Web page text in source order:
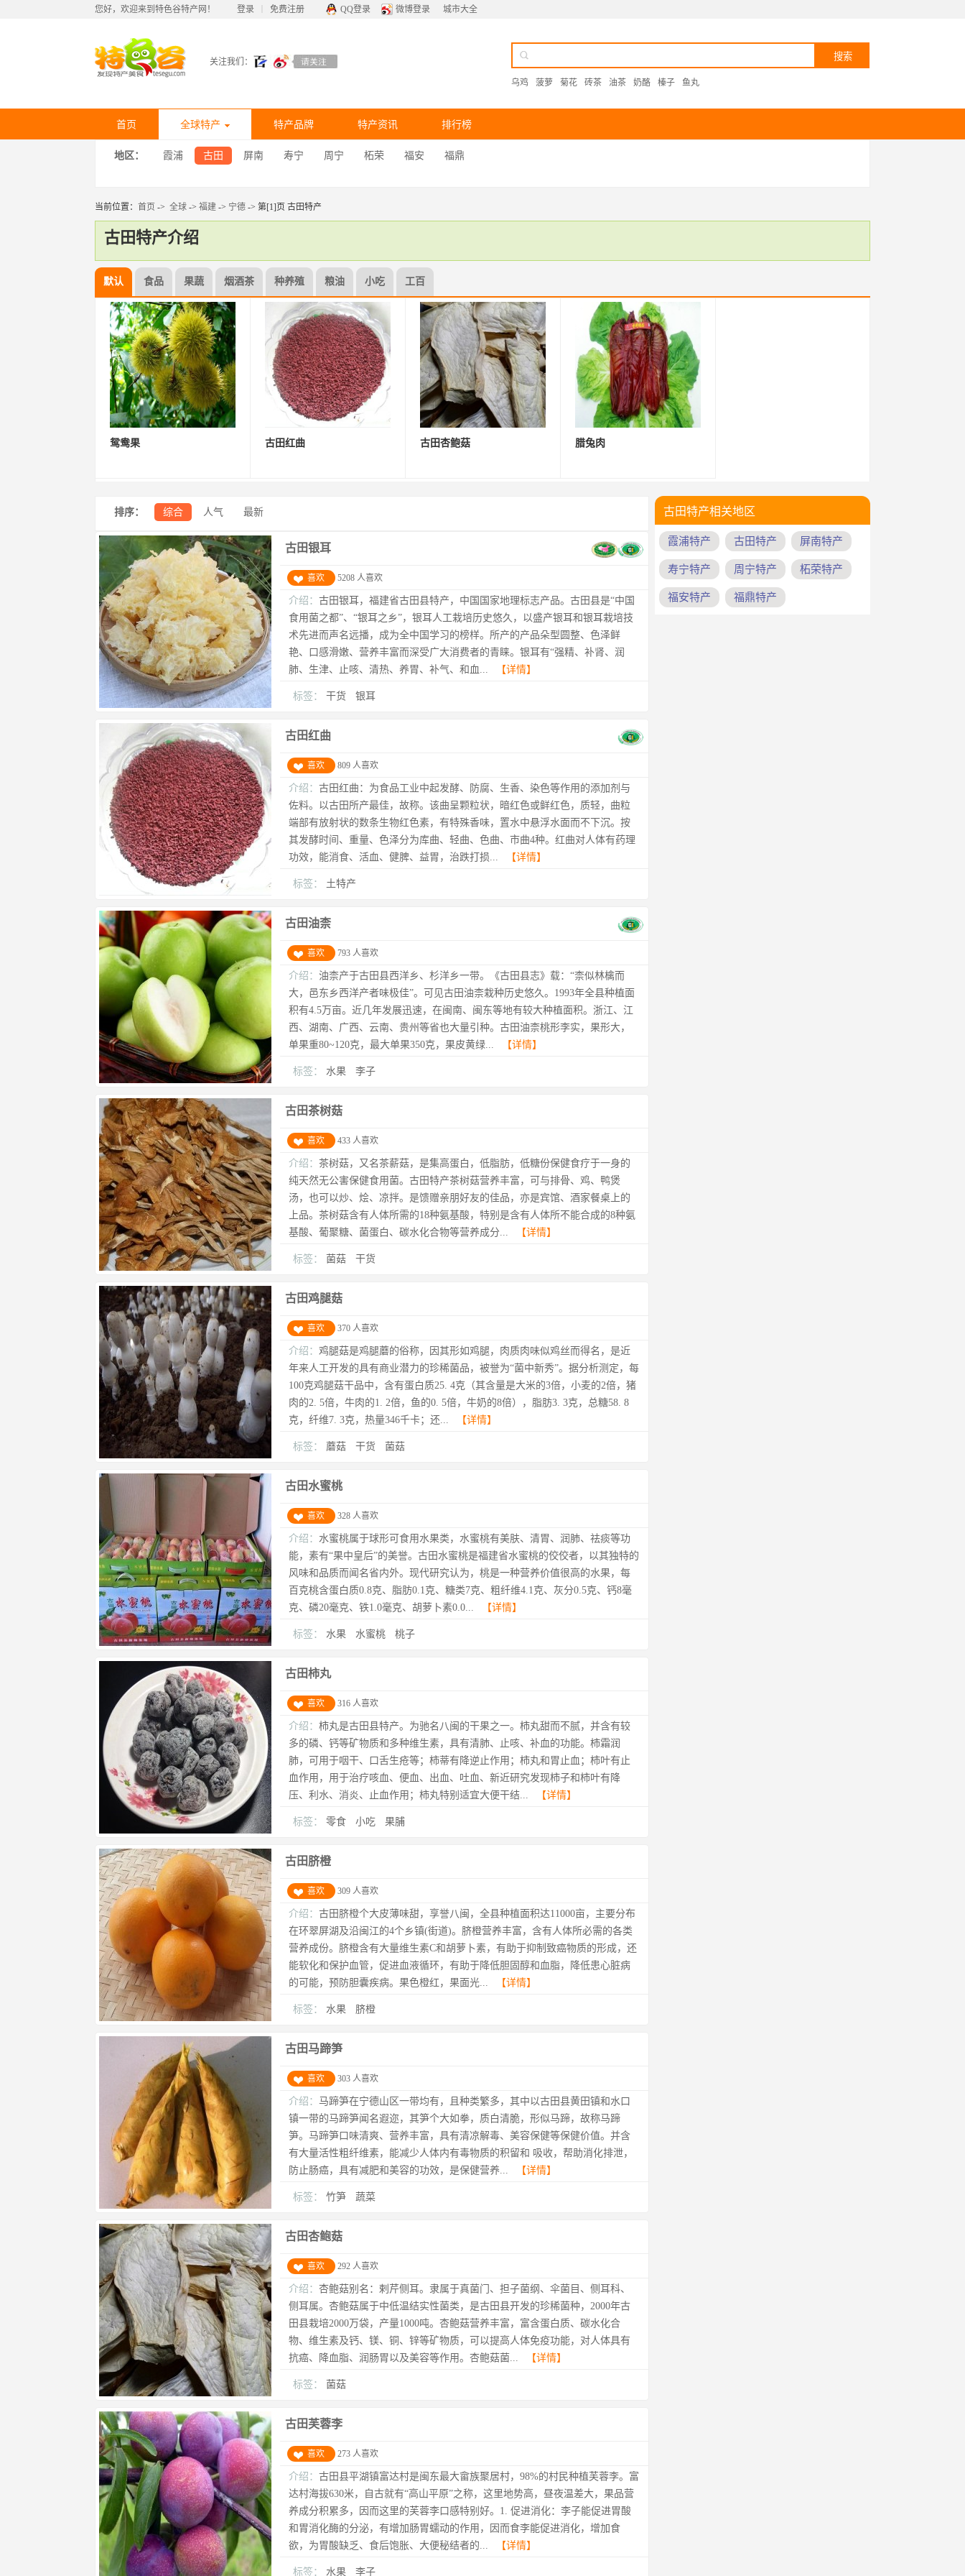
您好，欢迎来到特色谷特产网！ 登录 免费注册 QQ登录 微博登录 城市大全
关注我们：
乌鸡 菠萝 菊花 砖茶 油茶 奶酪 榛子 鱼丸
首页 全球特产 特产品牌 特产资讯 排行榜
地区： 霞浦 古田 屏南 寿宁 周宁 柘荣 福安 福鼎
当前位置： 首页 -> 全球 -> 福建 -> 宁德 -> 第[1]页 古田特产
古田特产介绍
默认 食品 果蔬 烟酒茶 种养殖 粮油 小吃 工百
鸳鸯果 古田红曲 古田杏鲍菇 腊兔肉
排序： 综合 人气 最新
古田银耳
喜欢 5208 人喜欢
介绍： 古田银耳，福建省古田县特产，中国国家地理标志产品。古田县是“中国
食用菌之都”、“银耳之乡”，银耳人工栽培历史悠久，以盛产银耳和银耳栽培技
术先进而声名远播，成为全中国学习的榜样。所产的产品朵型圆整、色泽鲜
艳、口感滑嫩、营养丰富而深受广大消费者的青睐。银耳有“强精、补肾、润
肺、生津、止咳、清热、养胃、补气、和血...
【详情】
标签： 干货 银耳
古田红曲
喜欢 809 人喜欢
介绍： 古田红曲：为食品工业中起发酵、防腐、生香、染色等作用的添加剂与
佐料。以古田所产最佳，故称。该曲呈颗粒状，暗红色或鲜红色，质轻，曲粒
端部有放射状的数条生物红色素，有特殊香味，置水中悬浮水面而不下沉。按
其发酵时间、重量、色泽分为库曲、轻曲、色曲、市曲4种。红曲对人体有药理
功效，能消食、活血、健脾、益胃，治跌打损...
【详情】
标签： 土特产
古田油柰
喜欢 793 人喜欢
介绍： 油柰产于古田县西洋乡、杉洋乡一带。《古田县志》载：“柰似林檎而
大，邑东乡西洋产者味极佳”。可见古田油柰栽种历史悠久。1993年全县种植面
积有4.5万亩。近几年发展迅速，在闽南、闽东等地有较大种植面积。浙江、江
西、湖南、广西、云南、贵州等省也大量引种。古田油柰桃形李实，果形大，
单果重80~120克，最大单果350克，果皮黄绿...
【详情】
标签： 水果 李子
古田茶树菇
喜欢 433 人喜欢
介绍： 茶树菇，又名茶薪菇，是集高蛋白，低脂肪，低糖份保健食疗于一身的
纯天然无公害保健食用菌。古田特产茶树菇营养丰富，可与排骨、鸡、鸭煲
汤，也可以炒、烩、凉拌。是馈赠亲朋好友的佳品，亦是宾馆、酒家餐桌上的
上品。茶树菇含有人体所需的18种氨基酸，特别是含有人体所不能合成的8种氨
基酸、葡聚糖、菌蛋白、碳水化合物等营养成分...
【详情】
标签： 菌菇 干货
古田鸡腿菇
喜欢 370 人喜欢
介绍： 鸡腿菇是鸡腿蘑的俗称，因其形如鸡腿，肉质肉味似鸡丝而得名，是近
年来人工开发的具有商业潜力的珍稀菌品，被誉为“菌中新秀”。据分析测定，每
100克鸡腿菇干品中，含有蛋白质25. 4克（其含量是大米的3倍，小麦的2倍，猪
肉的2. 5倍，牛肉的1. 2倍，鱼的0. 5倍，牛奶的8倍），脂肪3. 3克，总糖58. 8
克，纤维7. 3克，热量346千卡；还...
【详情】
标签： 蘑菇 干货 菌菇
古田水蜜桃
喜欢 328 人喜欢
介绍： 水蜜桃属于球形可食用水果类，水蜜桃有美肤、清胃、润肺、祛痰等功
能，素有“果中皇后”的美誉。古田水蜜桃是福建省水蜜桃的佼佼者，以其独特的
风味和品质而闻名省内外。现代研究认为，桃是一种营养价值很高的水果，每
百克桃含蛋白质0.8克、脂肪0.1克、糖类7克、粗纤维4.1克、灰分0.5克、钙8毫
克、磷20毫克、铁1.0毫克、胡萝卜素0.0...
【详情】
标签： 水果 水蜜桃 桃子
古田柿丸
喜欢 316 人喜欢
介绍： 柿丸是古田县特产。为驰名八闽的干果之一。柿丸甜而不腻，并含有较
多的磷、钙等矿物质和多种维生素，具有清肺、止咳、补血的功能。柿霜润
肺，可用于咽干、口舌生疮等；柿蒂有降逆止作用；柿丸和胃止血；柿叶有止
血作用，用于治疗咳血、便血、出血、吐血、新近研究发现柿子和柿叶有降
压、利水、消炎、止血作用；柿丸特别适宜大便干结...
【详情】
标签： 零食 小吃 果脯
古田脐橙
喜欢 309 人喜欢
介绍： 古田脐橙个大皮薄味甜，享誉八闽，全县种植面积达11000亩，主要分布
在环翠屏湖及沿闽江的4个乡镇(街道)。脐橙营养丰富，含有人体所必需的各类
营养成份。脐橙含有大量维生素C和胡萝卜素，有助于抑制致癌物质的形成，还
能软化和保护血管，促进血液循环，有助于降低胆固醇和血脂，降低患心脏病
的可能，预防胆囊疾病。果色橙红，果面光...
【详情】
标签： 水果 脐橙
古田马蹄笋
喜欢 303 人喜欢
介绍： 马蹄笋在宁德山区一带均有，且种类繁多，其中以古田县黄田镇和水口
镇一带的马蹄笋闻名遐迩，其笋个大如拳，质白清脆，形似马蹄，故称马蹄
笋。马蹄笋口味清爽、营养丰富，具有清凉解毒、美容保健等保健价值。并含
有大量活性粗纤维素，能减少人体内有毒物质的积留和 吸收，帮助消化排泄，
防止肠癌，具有减肥和美容的功效，是保健营养...
【详情】
标签： 竹笋 蔬菜
古田杏鲍菇
喜欢 292 人喜欢
介绍： 杏鲍菇别名：剌芹侧耳。隶属于真菌门、担子菌纲、伞菌目、侧耳科、
侧耳属。杏鲍菇属于中低温结实性菌类，是古田县开发的珍稀菌种，2000年古
田县栽培2000万袋，产量1000吨。杏鲍菇营养丰富，富含蛋白质、碳水化合
物、维生素及钙、镁、铜、锌等矿物质，可以提高人体免疫功能，对人体具有
抗癌、降血脂、润肠胃以及美容等作用。杏鲍菇菌...
【详情】
标签： 菌菇
古田芙蓉李
喜欢 273 人喜欢
介绍： 古田县平湖镇富达村是闽东最大畲族聚居村，98%的村民种植芙蓉李。富
达村海拔630米，自古就有“高山平原”之称，这里地势高，昼夜温差大，果品营
养成分积累多，因而这里的芙蓉李口感特别好。1. 促进消化：李子能促进胃酸
和胃消化酶的分泌，有增加肠胃蠕动的作用，因而食李能促进消化，增加食
欲，为胃酸缺乏、食后饱胀、大便秘结者的...
【详情】
标签： 水果 李子
古田特产相关地区
霞浦特产 古田特产 屏南特产
寿宁特产 周宁特产 柘荣特产
福安特产 福鼎特产